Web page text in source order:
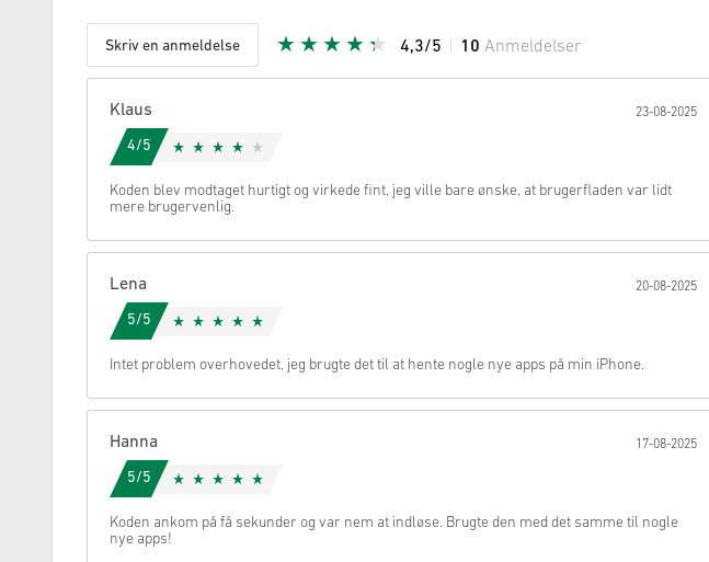
Skriv en anmeldelse 4,3/5 10 Anmeldelser
Annullere
Klaus 23-08-2025
4/5
Koden blev modtaget hurtigt og virkede fint, jeg ville bare ønske, at brugerfladen var lidt
mere brugervenlig.
Lena 20-08-2025
5/5
Intet problem overhovedet, jeg brugte det til at hente nogle nye apps på min iPhone.
Hanna 17-08-2025
5/5
Koden ankom på få sekunder og var nem at indløse. Brugte den med det samme til nogle
nye apps!